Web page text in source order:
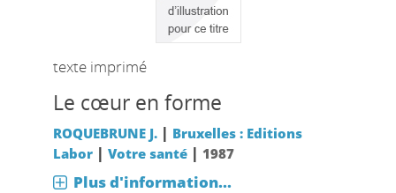
texte imprimé
Le cœur en forme
ROQUEBRUNE J. | Bruxelles : Editions
Labor| Votre santé| 1987
Plus d'information...